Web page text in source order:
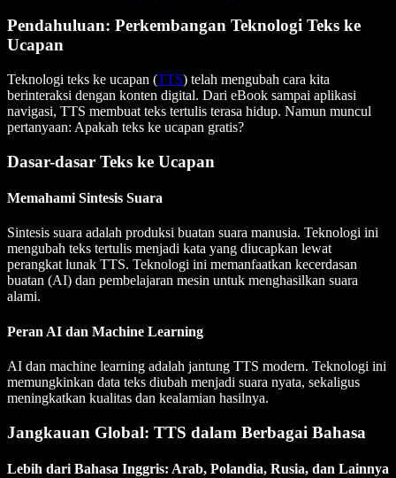
Pendahuluan: Perkembangan Teknologi Teks ke
Ucapan
Teknologi teks ke ucapan (TTS) telah mengubah cara kita
berinteraksi dengan konten digital. Dari eBook sampai aplikasi
navigasi, TTS membuat teks tertulis terasa hidup. Namun muncul
pertanyaan: Apakah teks ke ucapan gratis?
Dasar-dasar Teks ke Ucapan
Memahami Sintesis Suara
Sintesis suara adalah produksi buatan suara manusia. Teknologi ini
mengubah teks tertulis menjadi kata yang diucapkan lewat
perangkat lunak TTS. Teknologi ini memanfaatkan kecerdasan
buatan (AI) dan pembelajaran mesin untuk menghasilkan suara
alami.
Peran AI dan Machine Learning
AI dan machine learning adalah jantung TTS modern. Teknologi ini
memungkinkan data teks diubah menjadi suara nyata, sekaligus
meningkatkan kualitas dan kealamian hasilnya.
Jangkauan Global: TTS dalam Berbagai Bahasa
Lebih dari Bahasa Inggris: Arab, Polandia, Rusia, dan Lainnya